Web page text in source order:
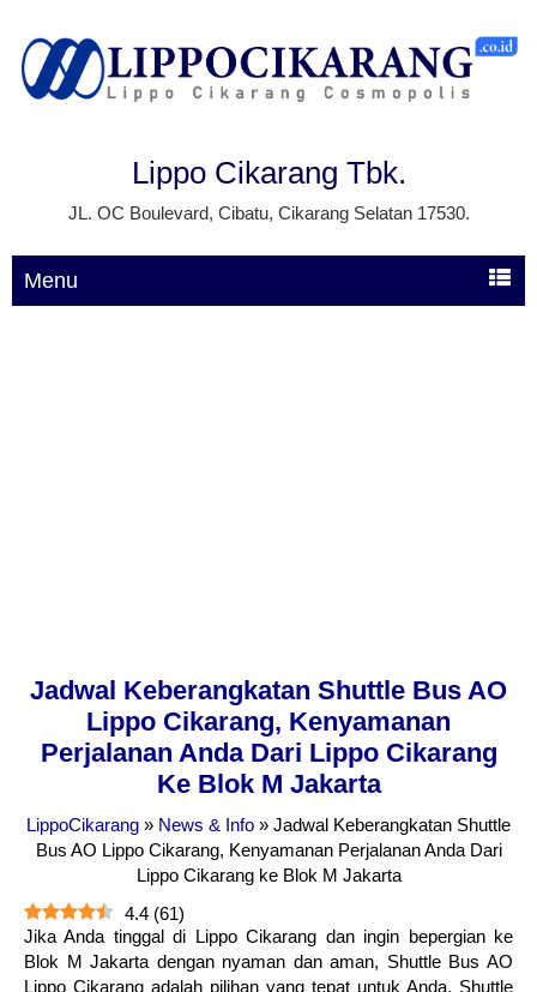
Lippo Cikarang Tbk.
JL. OC Boulevard, Cibatu, Cikarang Selatan 17530.
Menu
Jadwal Keberangkatan Shuttle Bus AO
Lippo Cikarang, Kenyamanan
Perjalanan Anda Dari Lippo Cikarang
Ke Blok M Jakarta
LippoCikarang » News & Info » Jadwal Keberangkatan Shuttle
Bus AO Lippo Cikarang, Kenyamanan Perjalanan Anda Dari
Lippo Cikarang ke Blok M Jakarta
4.4 (61)
Jika Anda tinggal di Lippo Cikarang dan ingin bepergian ke
Blok M Jakarta dengan nyaman dan aman, Shuttle Bus AO
Lippo Cikarang adalah pilihan yang tepat untuk Anda. Shuttle